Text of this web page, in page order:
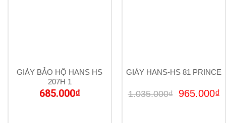
GIÀY BẢO HỘ HANS HS
207H 1
685.000₫
GIÀY HANS-HS 81 PRINCE
1.035.000₫
Giá
965.000₫